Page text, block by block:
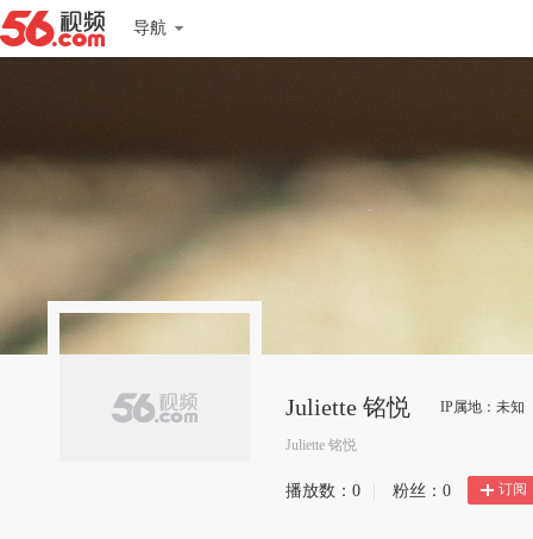
导航
Juliette 铭悦 IP属地：未知
Juliette 铭悦
播放数： 0 粉丝： 0 订阅